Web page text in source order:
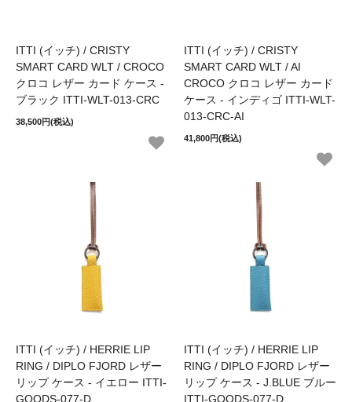
ITTI (イッチ) / CRISTY
SMART CARD WLT / CROCO
クロコ レザー カード ケース -
ブラック ITTI-WLT-013-CRC
38,500円(税込)
ITTI (イッチ) / CRISTY
SMART CARD WLT / AI
CROCO クロコ レザー カード
ケース - インディゴ ITTI-WLT-
013-CRC-AI
41,800円(税込)
ITTI (イッチ) / HERRIE LIP
RING / DIPLO FJORD レザー
リップ ケース - イエロー ITTI-
GOODS-077-D
ITTI (イッチ) / HERRIE LIP
RING / DIPLO FJORD レザー
リップ ケース - J.BLUE ブルー
ITTI-GOODS-077-D